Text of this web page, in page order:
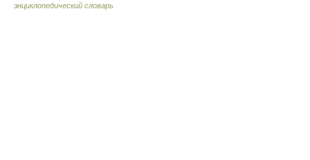
энциклопедический словарь